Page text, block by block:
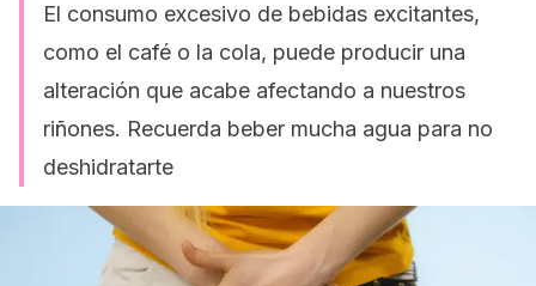
El consumo excesivo de bebidas excitantes,
como el café o la cola, puede producir una
alteración que acabe afectando a nuestros
riñones. Recuerda beber mucha agua para no
deshidratarte